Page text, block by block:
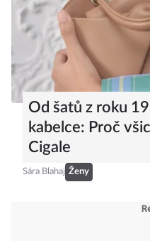
Od šatů z roku
kabelce: Proč
Cigale
Sára Blahaj Ženy